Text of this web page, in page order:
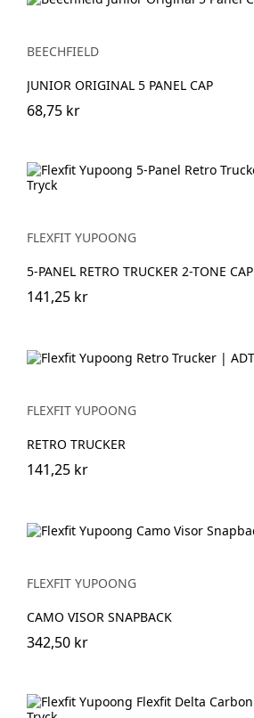
BEECHFIELD
JUNIOR ORIGINAL 5 PANEL CAP
68,75 kr
FLEXFIT YUPOONG
5-PANEL RETRO TRUCKER 2-TONE CAP
141,25 kr
FLEXFIT YUPOONG
RETRO TRUCKER
141,25 kr
FLEXFIT YUPOONG
CAMO VISOR SNAPBACK
342,50 kr